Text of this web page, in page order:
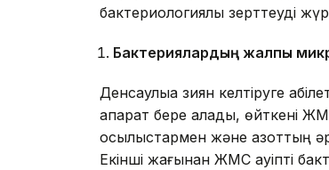
бактериологиялық зерттеуді
Бактериялардың жалпы
Денсаулыққа зиян келтіруге
ақпарат бере алады, өйткені
қосылыстармен және азоттың
Екінші жағынан ЖMC қауіпті